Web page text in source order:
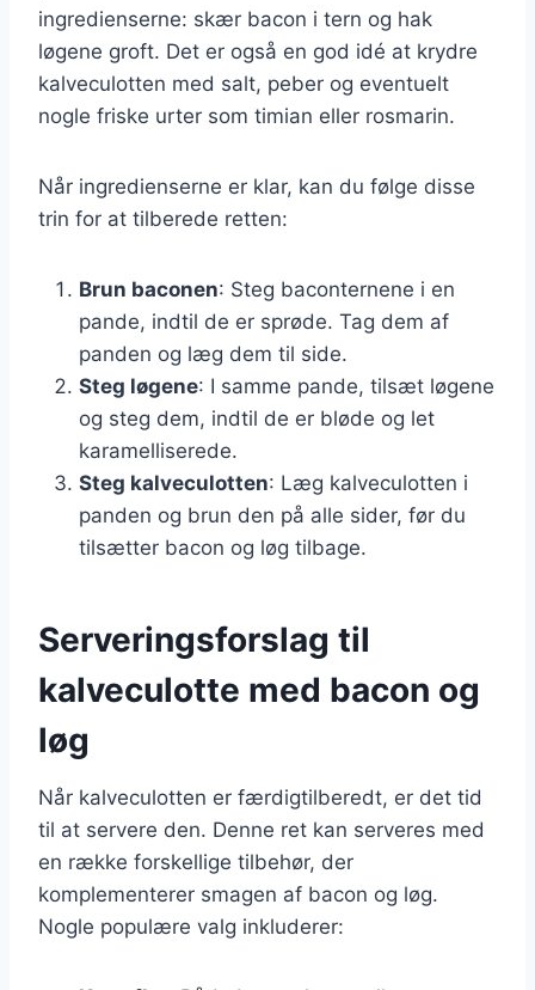
ingredienserne: skær bacon i tern og hak
løgene groft. Det er også en god idé at krydre
kalveculotten med salt, peber og eventuelt
nogle friske urter som timian eller rosmarin.
Når ingredienserne er klar, kan du følge disse
trin for at tilberede retten:
Brun baconen: Steg baconternene i en
pande, indtil de er sprøde. Tag dem af
panden og læg dem til side.
Steg løgene: I samme pande, tilsæt løgene
og steg dem, indtil de er bløde og let
karamelliserede.
Steg kalveculotten: Læg kalveculotten i
panden og brun den på alle sider, før du
tilsætter bacon og løg tilbage.
Serveringsforslag til
kalveculotte med bacon og
løg
Når kalveculotten er færdigtilberedt, er det tid
til at servere den. Denne ret kan serveres med
en række forskellige tilbehør, der
komplementerer smagen af bacon og løg.
Nogle populære valg inkluderer: